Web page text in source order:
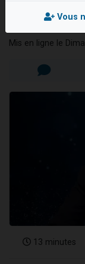
Rav
Mis en ligne le
13 minutes
Vous